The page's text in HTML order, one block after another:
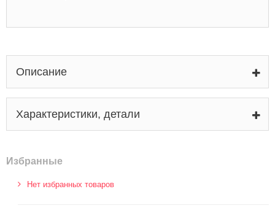
Описание
Характеристики, детали
Избранные
Нет избранных товаров